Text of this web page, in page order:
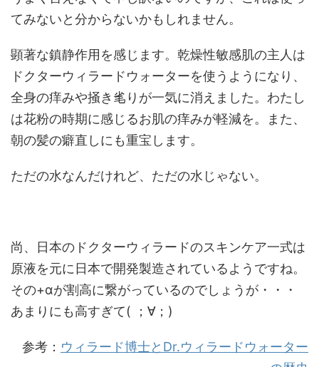
てみないと分からないかもしれません。
顕著な鎮静作用を感じます。乾燥性敏感肌の主人は
ドクターウィラードウォーターを使うようになり、
全身の痒みや掻き毟りが一気に消えました。わたし
は花粉の時期に感じるお肌の痒みが軽減を。また、
朝の髪の癖直しにも重宝します。
ただの水なんだけれど、ただの水じゃない。
尚、日本のドクターウィラードのスキンケア一式は
原液を元に日本で開発製造されているようですね。
その+αが割高に繋がっているのでしょうが・・・
あまりにも高すぎて( ；∀；)
参考： ウィラード博士とDr.ウィラードウォーター